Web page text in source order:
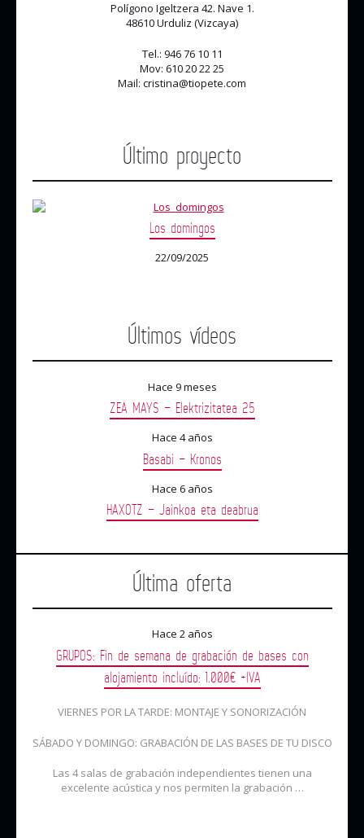
Polígono Igeltzera 42. Nave 1.
48610 Urduliz (Vizcaya)
Tel.: 946 76 10 11
Mov: 610 20 22 25
Mail: cristina@tiopete.com
Último proyecto
Los domingos
22/09/2025
Últimos vídeos
Hace 9 meses
ZEA MAYS – Elektrizitatea 25
Hace 4 años
Basabi – Kronos
Hace 6 años
HAXOTZ – Jainkoa eta deabrua
Última oferta
Hace 2 años
GRUPOS: Fin de semana de grabación de bases con
alojamiento incluído: 1.000€ +IVA
VIERNES POR LA TARDE: MONTAJE Y SONORIZACIÓN
SÁBADO Y DOMINGO: GRABACIÓN DE LAS BASES DE TU DISCO
Las 4 salas de grabación independientes tienen una
excelente acústica y nos permiten la grabación …